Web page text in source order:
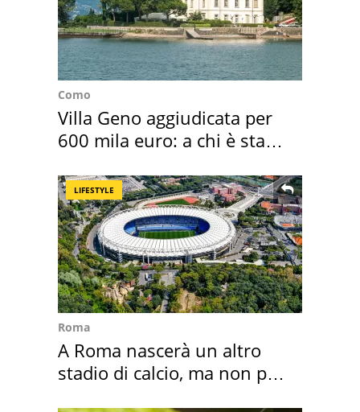
Como
Villa Geno aggiudicata per
600 mila euro: a chi è stata
LIFESTYLE
Roma
A Roma nascerà un altro
stadio di calcio, ma non per